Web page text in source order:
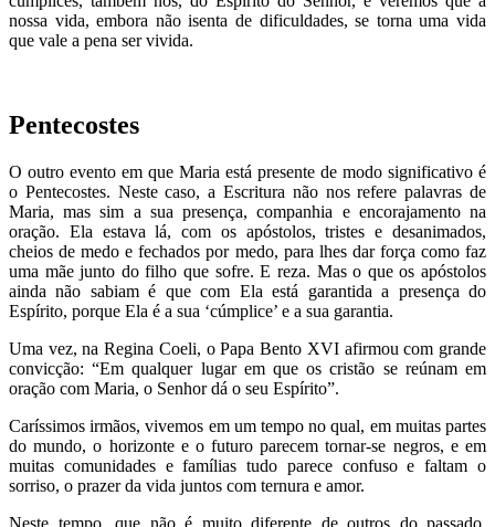
nossa vida, embora não isenta de dificuldades, se torna uma vida
que vale a pena ser vivida.
Pentecostes
O outro evento em que Maria está presente de modo significativo é
o Pentecostes. Neste caso, a Escritura não nos refere palavras de
Maria, mas sim a sua presença, companhia e encorajamento na
oração. Ela estava lá, com os apóstolos, tristes e desanimados,
cheios de medo e fechados por medo, para lhes dar força como faz
uma mãe junto do filho que sofre. E reza. Mas o que os apóstolos
ainda não sabiam é que com Ela está garantida a presença do
Espírito, porque Ela é a sua ‘cúmplice’ e a sua garantia.
Uma vez, na Regina Coeli, o Papa Bento XVI afirmou com grande
convicção: “Em qualquer lugar em que os cristão se reúnam em
oração com Maria, o Senhor dá o seu Espírito”.
Caríssimos irmãos, vivemos em um tempo no qual, em muitas partes
do mundo, o horizonte e o futuro parecem tornar-se negros, e em
muitas comunidades e famílias tudo parece confuso e faltam o
sorriso, o prazer da vida juntos com ternura e amor.
Neste tempo, que não é muito diferente de outros do passado,